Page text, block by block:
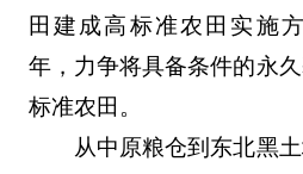
田建成高标准农田实施
年，力争将具备条件的永
标准农田。
从中原粮仓到东北黑